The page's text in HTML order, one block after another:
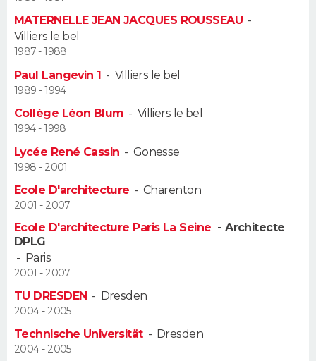
Alimentation
Guide de la santé
Maladies
Médicaments
Sommeil
VOYAGE
BONS PLANS
CARTE DE VOEUX
Carte de Noël
Carte Bonne année
Carte Saint-Valentin
Carte Pâques
Carte d'anniversaire
DICTIONNAIRE
Dictionnaire
Biographies
Citations
Expressions
Proverbes
PROGRAMME TV
COPAINS D'AVANT
S'inscrire
Se connecter
Lycées
Collèges
Primaires
Universités
Entreprises
Service militaire
Avis de recherche
AVIS DE DÉCÈS
FORUM
Bricolage
Lifestyle
Culture
Sport
Auto
Television
Voyage
Cinema
MATERNELLE JEAN JACQUES ROUSSEAU -
Villiers le bel
1987 - 1988
Paul Langevin 1 - Villiers le bel
1989 - 1994
Collège Léon Blum - Villiers le bel
1994 - 1998
Lycée René Cassin - Gonesse
1998 - 2001
Ecole D'architecture -Charenton
2001 - 2007
Ecole D'architecture Paris La Seine - Architecte
DPLG
- Paris
2001 - 2007
TU DRESDEN - Dresden
2004 - 2005
Technische Universität- Dresden
2004 - 2005